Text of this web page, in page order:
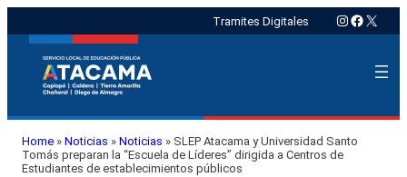
Tramites Digitales Instagram
X
Home » Noticias » Noticias » SLEP Atacama y Universidad Santo
Tomás preparan la “Escuela de Líderes” dirigida a Centros de
Estudiantes de establecimientos públicos